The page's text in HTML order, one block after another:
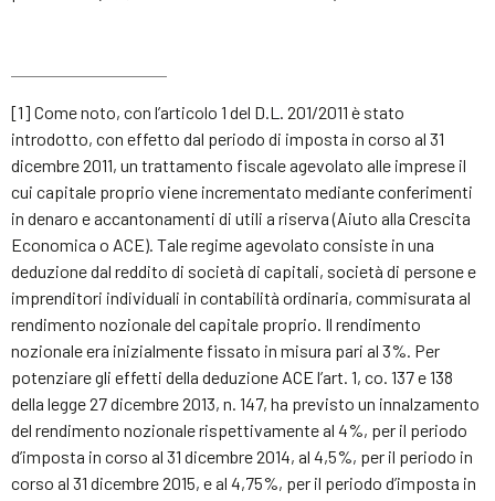
[1] Come noto, con l’articolo 1 del D.L. 201/2011 è stato
introdotto, con effetto dal periodo di imposta in corso al 31
dicembre 2011, un trattamento fiscale agevolato alle imprese il
cui capitale proprio viene incrementato mediante conferimenti
in denaro e accantonamenti di utili a riserva (Aiuto alla Crescita
Economica o ACE). Tale regime agevolato consiste in una
deduzione dal reddito di società di capitali, società di persone e
imprenditori individuali in contabilità ordinaria, commisurata al
rendimento nozionale del capitale proprio. Il rendimento
nozionale era inizialmente fissato in misura pari al 3%. Per
potenziare gli effetti della deduzione ACE l’art. 1, co. 137 e 138
della legge 27 dicembre 2013, n. 147, ha previsto un innalzamento
del rendimento nozionale rispettivamente al 4%, per il periodo
d’imposta in corso al 31 dicembre 2014, al 4,5%, per il periodo in
corso al 31 dicembre 2015, e al 4,75%, per il periodo d’imposta in